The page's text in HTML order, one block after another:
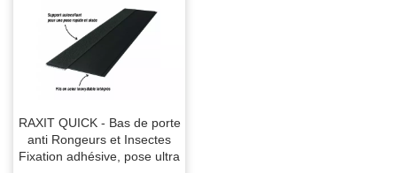
RAXIT QUICK - Bas de porte
anti Rongeurs et Insectes
Fixation adhésive, pose ultra